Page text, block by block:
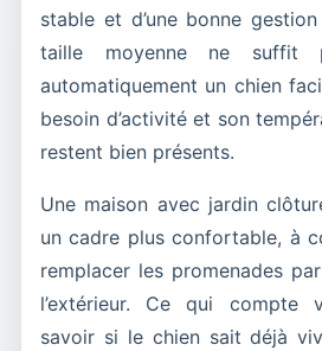
stable et d’une bonne
taille moyenne ne
automatiquement un chien
besoin d’activité et son
restent bien présents.
Une maison avec jardin
un cadre plus confortable, à
remplacer les promenades
l’extérieur. Ce qui compte
savoir si le chien sait déjà